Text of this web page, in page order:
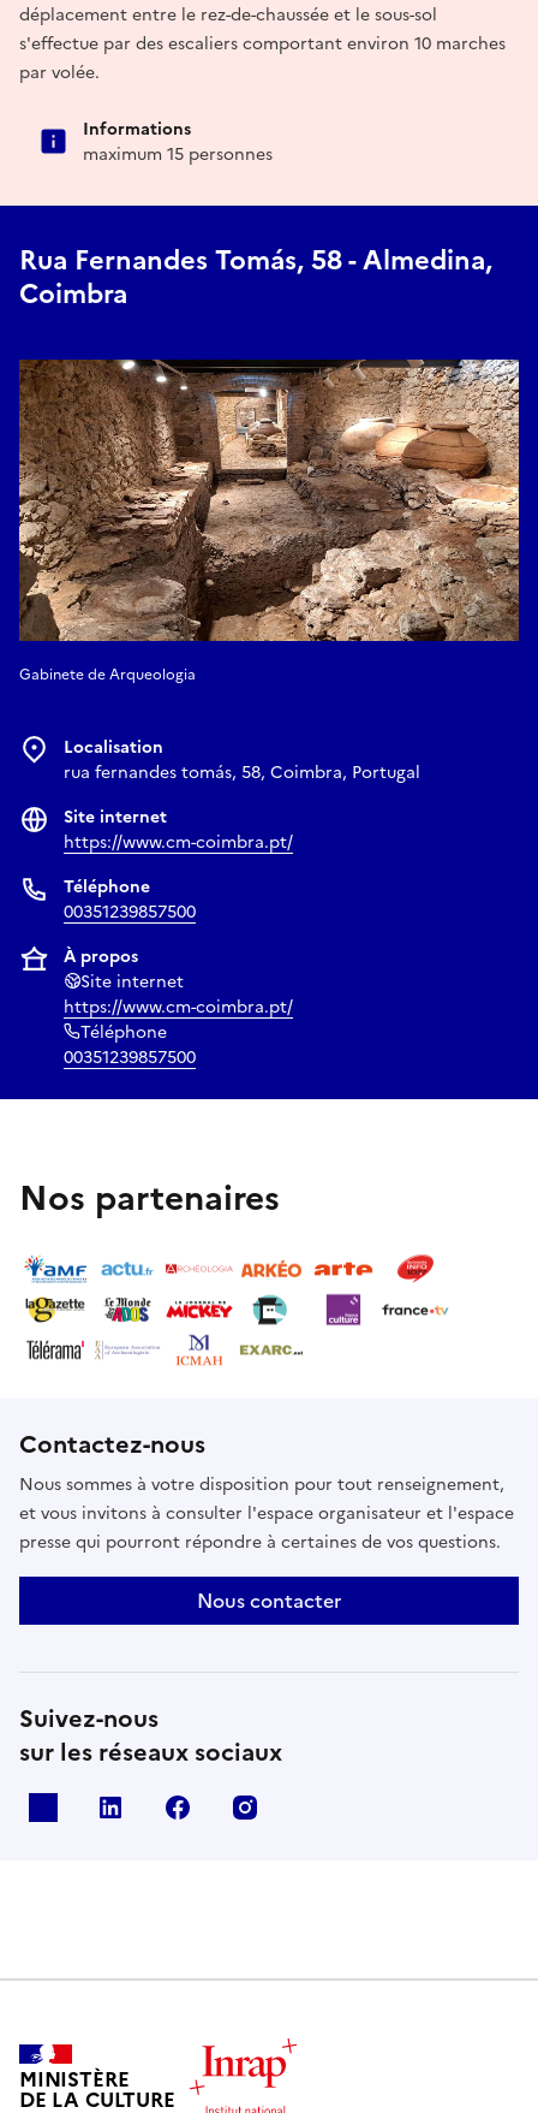
déplacement entre le rez-de-chaussée et le sous-sol
s'effectue par des escaliers comportant environ 10 marches
par volée.
Informations
maximum 15 personnes
Rua Fernandes Tomás, 58 - Almedina,
Coimbra
Gabinete de Arqueologia
Localisation
rua fernandes tomás, 58, Coimbra, Portugal
Site internet
https://www.cm-coimbra.pt/
Téléphone
00351239857500
À propos
Site internet
https://www.cm-coimbra.pt/
Téléphone
00351239857500
Nos partenaires
Contactez-nous
Nous sommes à votre disposition pour tout renseignement,
et vous invitons à consulter l'espace organisateur et l'espace
presse qui pourront répondre à certaines de vos questions.
Nous contacter
Suivez-nous
sur les réseaux sociaux
Linkedin Facebook
MINISTÈRE
DE LA CULTURE